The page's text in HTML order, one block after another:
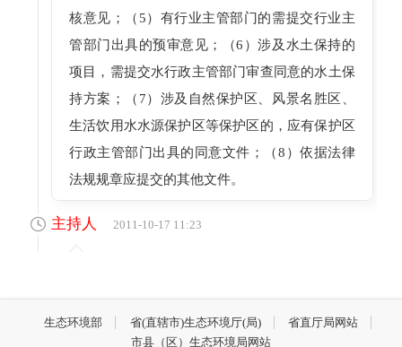
核意见；（5）有行业主管部门的需提交行业主
管部门出具的预审意见；（6）涉及水土保持的
项目，需提交水行政主管部门审查同意的水土保
持方案；（7）涉及自然保护区、风景名胜区、
生活饮用水水源保护区等保护区的，应有保护区
行政主管部门出具的同意文件；（8）依据法律
法规规章应提交的其他文件。
主持人 2011-10-17 11:23
何规定的，味精项目环评应该向谁申请？
生态环境部 省(直辖市)生态环境厅(局)
省直厅局网站
市县（区）生态环境局网站